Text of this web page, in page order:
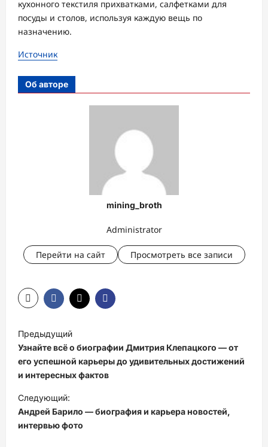
кухонного текстиля прихватками, салфетками для
посуды и столов, используя каждую вещь по
назначению.
Источник
Об авторе
mining_broth
Administrator
Перейти на сайт Просмотреть все записи
а
в
и
г
а
Предыдущий
Узнайте всё о биографии Дмитрия Клепацкого — от
его успешной карьеры до удивительных достижений
и интересных фактов
Следующий:
Андрей Барило — биография и карьера новостей,
интервью фото